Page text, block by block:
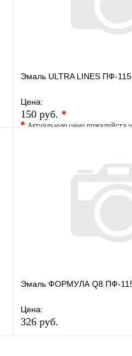
Эмаль ULTRA LINES ПФ-115
Цена:
150 руб. *
*Актуальную цену пожалуйста
Эмаль ФОРМУЛА Q8 ПФ-115
Цена:
326 руб.